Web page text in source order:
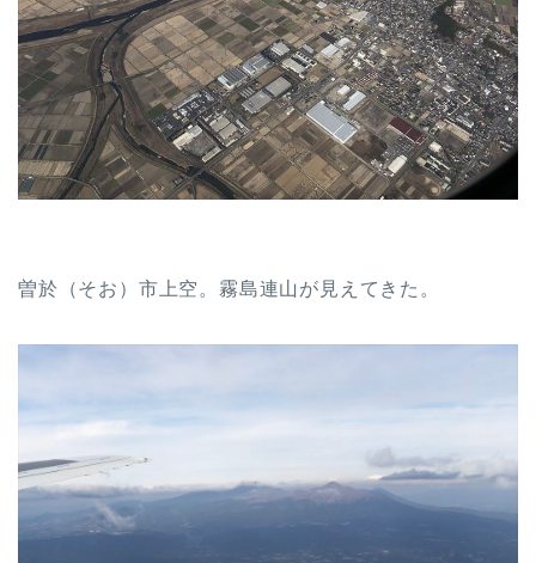
曽於（そお）市上空。霧島連山が見えてきた。